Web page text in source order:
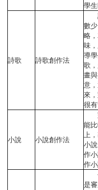
學
詩歌 詩歌創作法
詩
數
略
味
導
歌
畫
意
來
很有
小說 小說創作法
對
能
上
小
作
作小
任
是